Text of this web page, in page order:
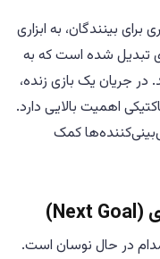
بینندگان، به ابزاری
تبدیل شده است که به
در جریان یک بازی زنده،
اهمیت بالایی دارد.
کمک
در حال نوسان است.